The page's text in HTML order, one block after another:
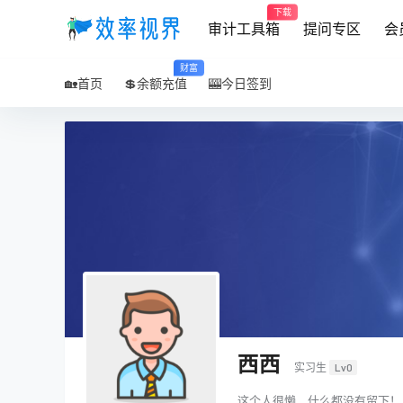
审计工具箱
下载
提问专区 会
🏡首页 💲余额充值
财富
🎰今日签到
西西 实习生 Lv0